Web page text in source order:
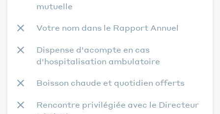
mutuelle
Votre nom dans le Rapport Annuel
Dispense d'acompte en cas
d'hospitalisation ambulatoire
Boisson chaude et quotidien offerts
Rencontre privilégiée avec le Directeur